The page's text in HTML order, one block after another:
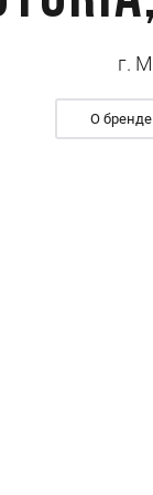
г.
О бренде